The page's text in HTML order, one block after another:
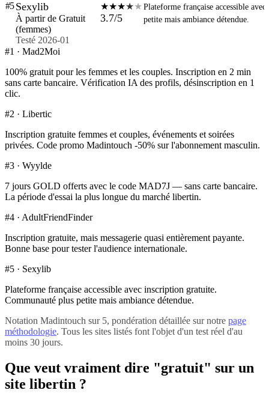
#5Sexylib
À partir de Gratuit
(femmes)
Testé 2026-01
★★★★★
3.7/5
Plateforme française accessible
petite mais ambiance détendue.
#1 · Mad2Moi
100% gratuit pour les femmes et les couples. Inscription en 2 min
sans carte bancaire. Vérification IA des profils, désinscription en 1
clic.
#2 · Libertic
Inscription gratuite femmes et couples, événements et soirées
privées. Code promo Madintouch -50% sur l'abonnement masculin.
#3 · Wyylde
7 jours GOLD offerts avec le code MAD7J — sans carte bancaire.
La période d'essai la plus longue du marché libertin.
#4 · AdultFriendFinder
Inscription gratuite, mais messagerie quasi entièrement payante.
Bonne base pour tester l'audience internationale.
#5 · Sexylib
Plateforme française accessible avec inscription gratuite.
Communauté plus petite mais ambiance détendue.
Notation Madintouch sur 5, pondération détaillée sur notre page
méthodologie. Tous les sites listés font l'objet d'un test réel d'au
moins 30 jours.
Que veut vraiment dire "gratuit" sur un
site libertin ?